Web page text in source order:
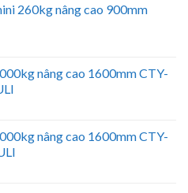
260kg nâng cao 900mm
nâng cao 1600mm CTY-
nâng cao 1600mm CTY-